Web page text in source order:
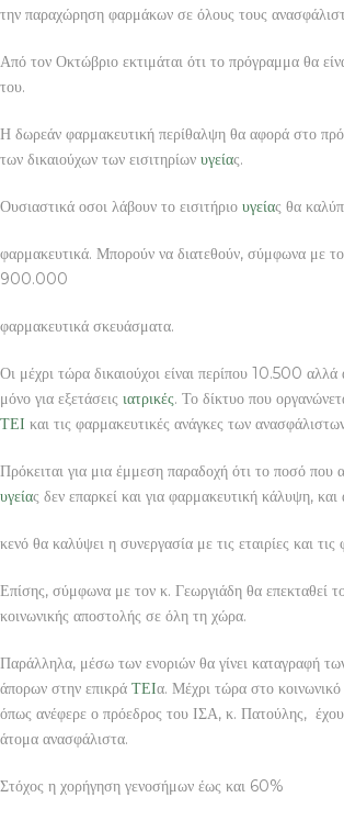
την παραχώρηση φαρμάκων σε όλους τους
Από τον Οκτώβριο εκτιμάται ότι το πρόγραμμα θα
του.
Η δωρεάν φαρμακευτική περίθαλψη θα αφορά στο
των δικαιούχων των εισιτηρίων υγείας.
Ουσιαστικά οσοι λάβουν το εισιτήριο υγείας θα
φαρμακευτικά. Μπορούν να διατεθούν, σύμφωνα με
900.000
φαρμακευτικά σκευάσματα.
Οι μέχρι τώρα δικαιούχοι είναι περίπου 10.500 αλλά
μόνο για εξετάσεις ιατρικές. Το δίκτυο που
ΤΕΙ και τις φαρμακευτικές ανάγκες των
Πρόκειται για μια έμμεση παραδοχή ότι το ποσό που
υγείας δεν επαρκεί και για φαρμακευτική κάλυψη, και
κενό θα καλύψει η συνεργασία με τις εταιρίες και
Επίσης, σύμφωνα με τον κ. Γεωργιάδη θα επεκταθεί
κοινωνικής αποστολής σε όλη τη χώρα.
Παράλληλα, μέσω των ενοριών θα γίνει καταγραφή
άπορων στην επικρά ΤΕΙα. Μέχρι τώρα στο κοινωνικό
όπως ανέφερε ο πρόεδρος του ΙΣΑ, κ. Πατούλης,
άτομα ανασφάλιστα.
Στόχος η χορήγηση γενοσήμων έως και 60%